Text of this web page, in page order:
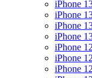
iPhone
iPhone
iPhone
iPhone
iPhone 12
iPhone
iPhone